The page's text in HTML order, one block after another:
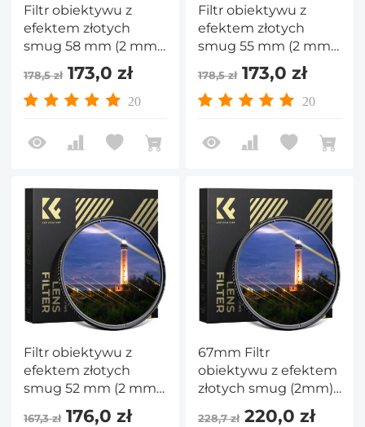
Filtr obiektywu z
efektem złotych
smug 58 mm (2 mm)
anamorficzny filtr
optyczny ze szkła
optycznego z
światła do
obiektywów
fotograficznych serii
Nano-Xcel
178,5 zł173,0 zł
20
Filtr obiektywu z
efektem złotych
smug 55 mm (2 mm)
anamorficzny filtr
optyczny ze szkła
optycznego z
światła do
obiektywów
fotograficznych serii
Nano-Xcel
178,5 zł173,0 zł
20
Filtr obiektywu z
efektem złotych
smug 52 mm (2 mm)
anamorficzny filtr
167,3 zł176,0 zł
67mm Filtr
obiektywu z efektem
złotych smug (2mm)
anamorficzny filtr
228,7 zł220,0 zł